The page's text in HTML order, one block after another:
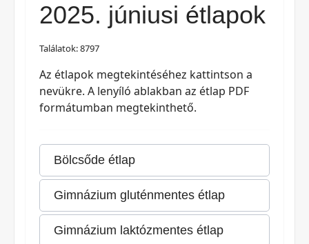
2025. júniusi étlapok
Találatok: 8797
Az étlapok megtekintéséhez kattintson a
nevükre. A lenyíló ablakban az étlap PDF
formátumban megtekinthető.
Bölcsőde étlap
Gimnázium gluténmentes étlap
Gimnázium laktózmentes étlap